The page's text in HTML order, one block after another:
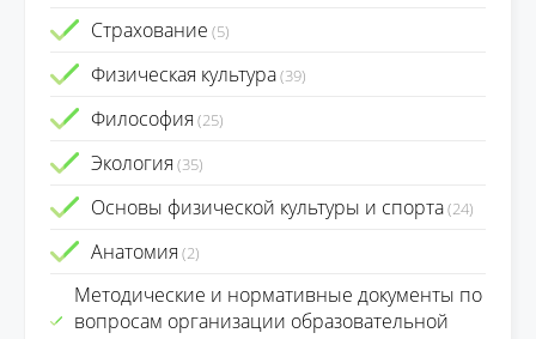
Страхование (5)
Физическая культура(39)
Философия (25)
Экология (35)
Основы физической культуры и спорта(24)
Анатомия (2)
Методические и нормативные документы по
вопросам организации образовательной